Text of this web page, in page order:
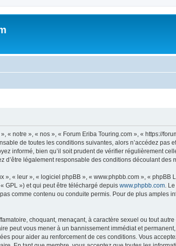
« notre », « nos », « Forum Eriba Touring.com », « https://
de toutes les conditions suivantes, alors n’accédez pas
informé, bien qu’il soit prudent de vérifier régulièrement
d’être légalement responsable des conditions découlant des
« leur », « logiciel phpBB », « www.phpbb.com », «
GPL ») et qui peut être téléchargé depuis www.phpbb.com.
comme contenu ou conduite permis. Pour de plus amples
choquant, menaçant, à caractère sexuel ou tout
peut vous mener à un bannissement immédiat et
pour aider au renforcement de ces conditions. Vous